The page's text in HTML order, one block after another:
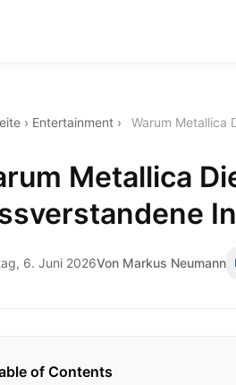
› Entertainment › Warum Metallica
Metallica
6. Juni 2026Von Markus Neumann
of Contents